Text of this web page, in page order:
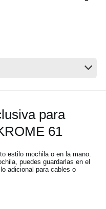
para
61
estilo mochila o en la mano.
puedes guardarlas en el
adicional para cables o